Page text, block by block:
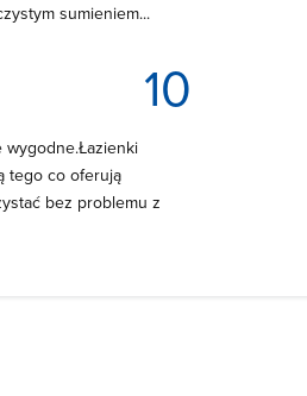
sumieniem...
10
wygodne.Łazienki
tego co oferują
bez problemu z